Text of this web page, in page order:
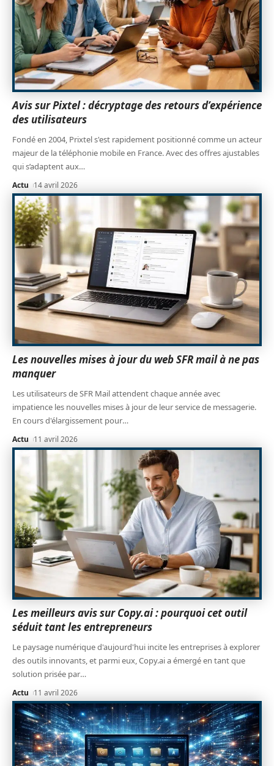
Avis sur Pixtel : décryptage des retours d’expérience
des utilisateurs
Fondé en 2004, Prixtel s'est rapidement positionné comme un acteur
majeur de la téléphonie mobile en France. Avec des offres ajustables
qui s’adaptent aux…
Actu 14 avril 2026
Les nouvelles mises à jour du web SFR mail à ne pas
manquer
Les utilisateurs de SFR Mail attendent chaque année avec
impatience les nouvelles mises à jour de leur service de messagerie.
En cours d'élargissement pour…
Actu 11 avril 2026
Les meilleurs avis sur Copy.ai : pourquoi cet outil
séduit tant les entrepreneurs
Le paysage numérique d'aujourd'hui incite les entreprises à explorer
des outils innovants, et parmi eux, Copy.ai a émergé en tant que
solution prisée par…
Actu 11 avril 2026